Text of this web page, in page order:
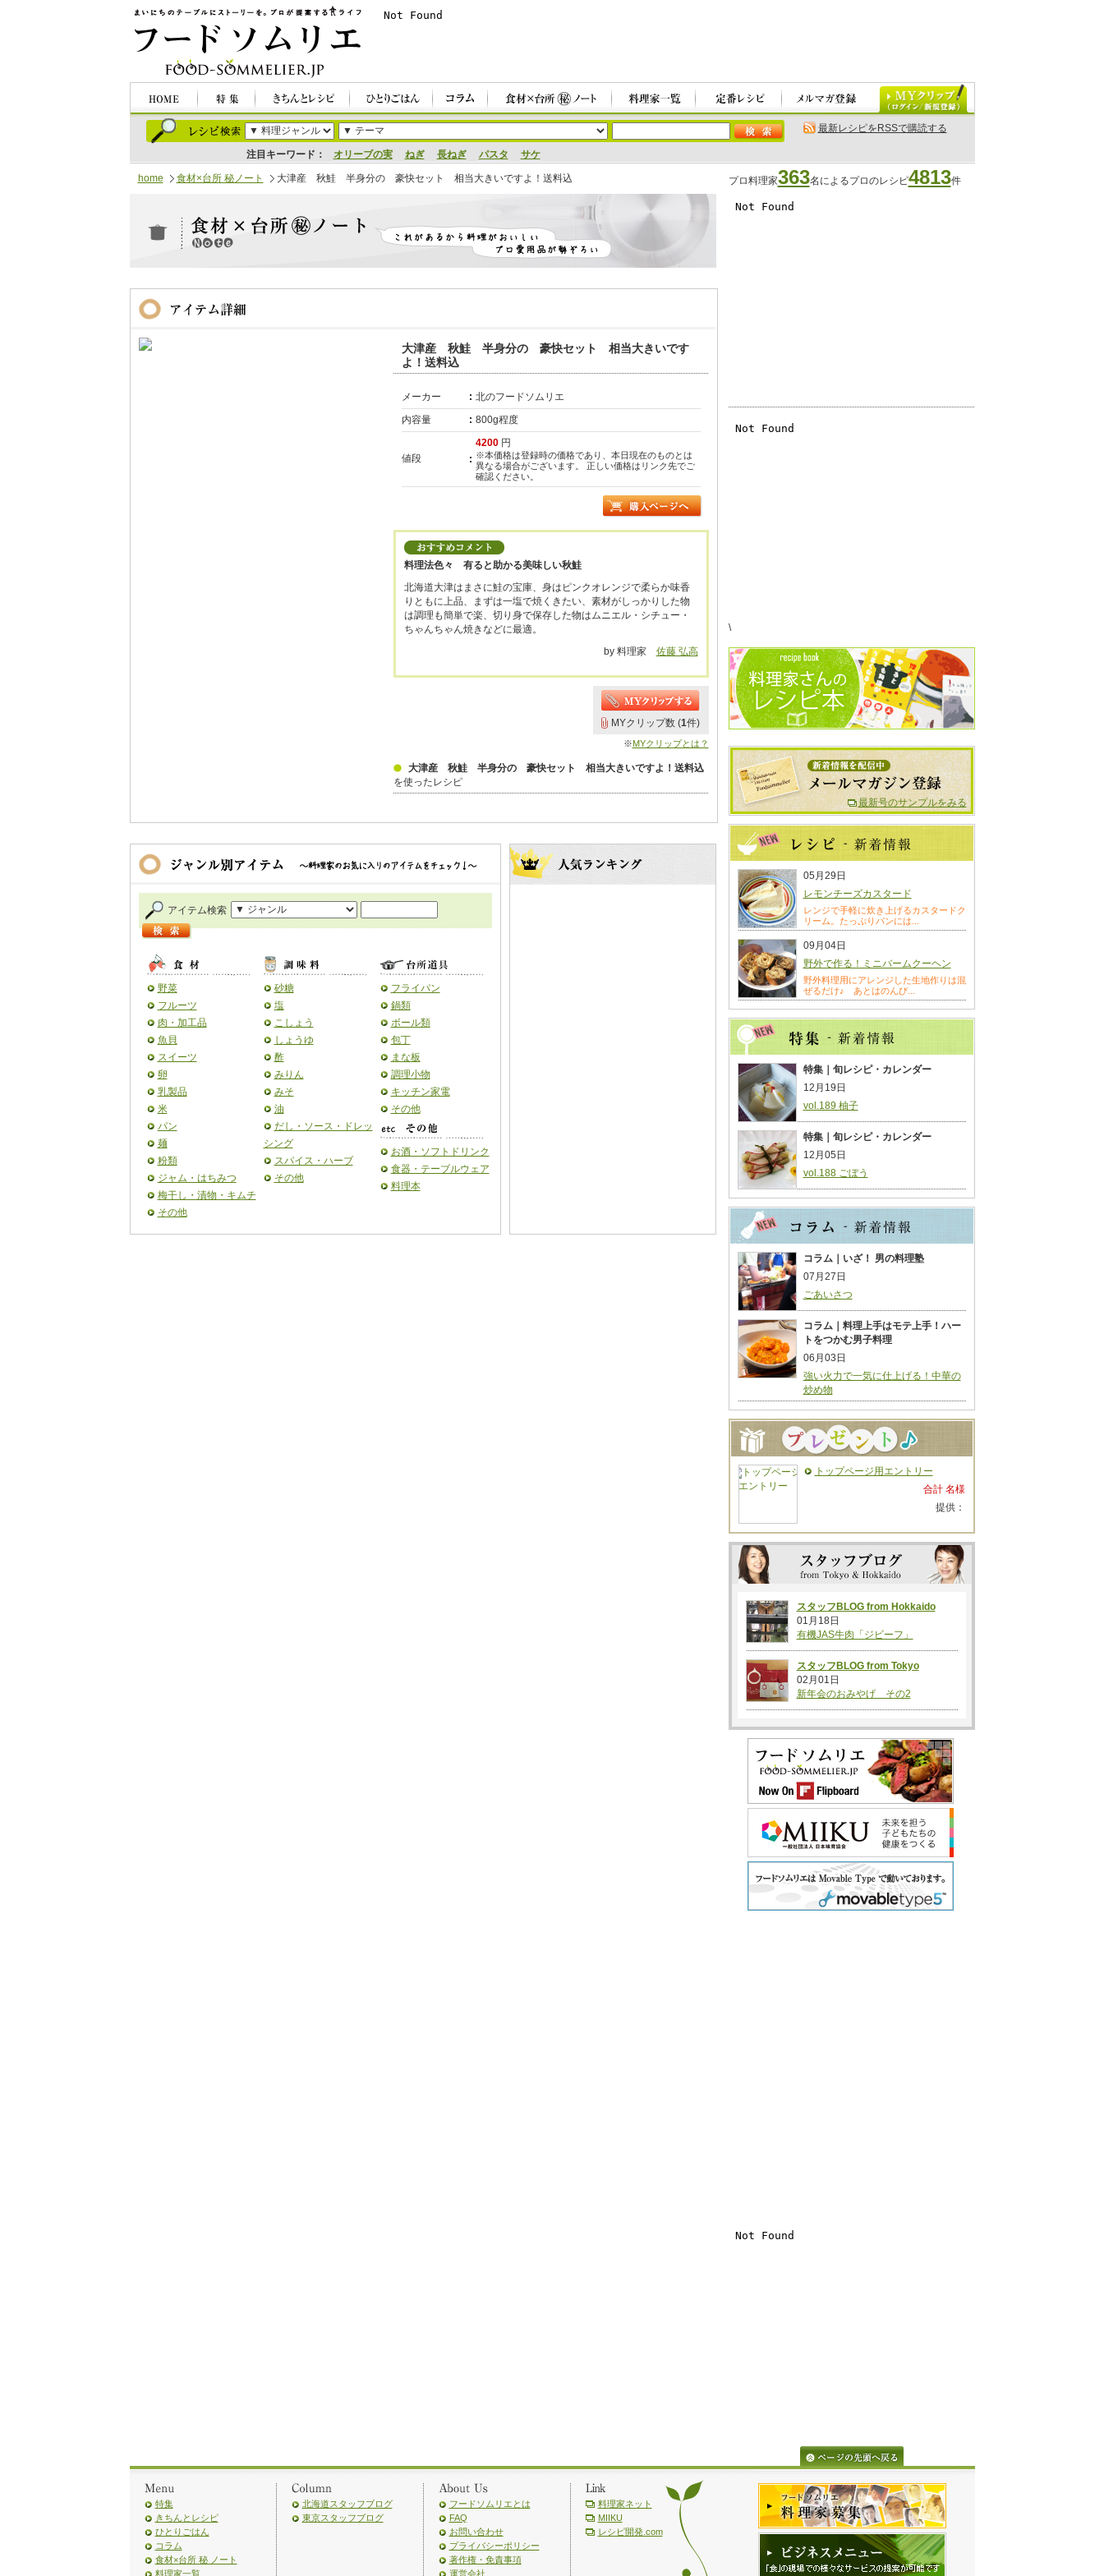
注目キーワード： オリーブの実 ねぎ 長ねぎ パスタ サケ
最新レシピをRSSで購読する
home 食材×台所 秘ノート 大津産 秋鮭 半身分の 豪快セット 相当大きいですよ！送料込 プロ料理家363名によるプロのレシピ4813件
大津産 秋鮭 半身分の 豪快セット 相当大きいです
よ！送料込
メーカー
北のフードソムリエ
内容量
800g程度
値段
4200円
※本価格は登録時の価格であり、本日現在のものとは
異なる場合がございます。 正しい価格はリンク先でご
確認ください。
料理法色々 有ると助かる美味しい秋鮭
北海道大津はまさに鮭の宝庫、身はピンクオレンジで柔らか味香
りともに上品、まずは一塩で焼くきたい、素材がしっかりした物
は調理も簡単で楽、切り身で保存した物はムニエル・シチュー・
ちゃんちゃん焼きなどに最適。
by 料理家 佐藤 弘高
MYクリップ数 (1件)
※MYクリップとは？
大津産 秋鮭 半身分の 豪快セット 相当大きいですよ！送料込
を使ったレシピ
アイテム検索
野菜
フルーツ
肉・加工品
魚貝
スイーツ
卵
乳製品
米
パン
麺
粉類
ジャム・はちみつ
梅干し・漬物・キムチ
その他
砂糖
塩
こしょう
しょうゆ
酢
みりん
みそ
油
だし・ソース・ドレッ
シング
スパイス・ハーブ
その他
フライパン
鍋類
ボール類
包丁
まな板
調理小物
キッチン家電
その他
お酒・ソフトドリンク
食器・テーブルウェア
料理本
\
最新号のサンプルをみる
05月29日
レモンチーズカスタード
レンジで手軽に炊き上げるカスタードク
リーム。たっぷりパンには...
09月04日
野外で作る！ミニバームクーヘン
野外料理用にアレンジした生地作りは混
ぜるだけ♪ あとはのんび...
特集｜旬レシピ・カレンダー
12月19日
vol.189 柚子
特集｜旬レシピ・カレンダー
12月05日
vol.188 ごぼう
コラム｜いざ！ 男の料理塾
07月27日
ごあいさつ
コラム｜料理上手はモテ上手！ハー
トをつかむ男子料理
06月03日
強い火力で一気に仕上げる！中華の
炒め物
トップページ用エントリー
合計 名様
提供：
スタッフBLOG from Hokkaido
01月18日
有機JAS牛肉「ジビーフ」
スタッフBLOG from Tokyo
02月01日
新年会のおみやげ その2
特集
きちんとレシピ
ひとりごはん
コラム
食材×台所 秘 ノート
料理家一覧
北海道スタッフブログ
東京スタッフブログ
フードソムリエとは
FAQ
お問い合わせ
プライバシーポリシー
著作権・免責事項
運営会社
料理家ネット
MIIKU
レシピ開発.com